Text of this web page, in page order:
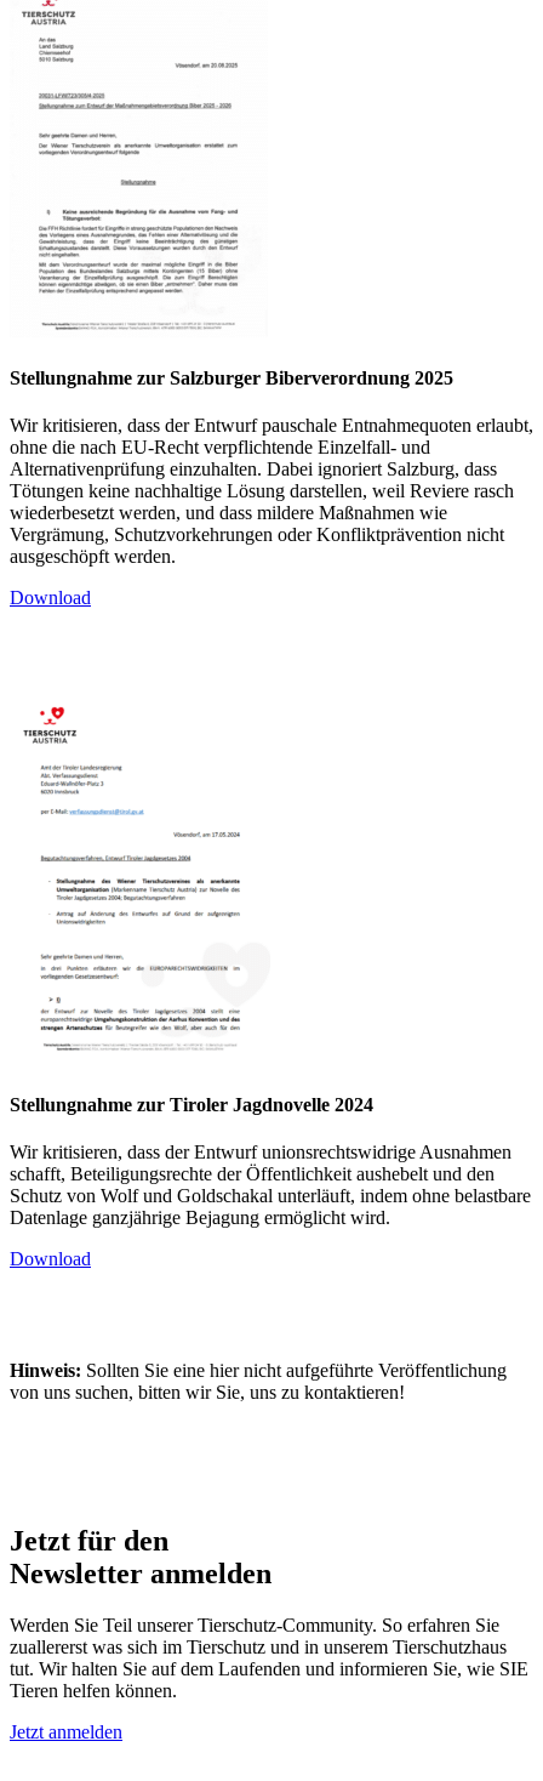
Stellungnahme zur Salzburger Biberverordnung 2025
Wir kritisieren, dass der Entwurf pauschale Entnahmequoten erlaubt,
ohne die nach EU-Recht verpflichtende Einzelfall- und
Alternativenprüfung einzuhalten. Dabei ignoriert Salzburg, dass
Tötungen keine nachhaltige Lösung darstellen, weil Reviere rasch
wiederbesetzt werden, und dass mildere Maßnahmen wie
Vergrämung, Schutzvorkehrungen oder Konfliktprävention nicht
ausgeschöpft werden.
Download
Stellungnahme zur Tiroler Jagdnovelle 2024
Wir kritisieren, dass der Entwurf unionsrechtswidrige Ausnahmen
schafft, Beteiligungsrechte der Öffentlichkeit aushebelt und den
Schutz von Wolf und Goldschakal unterläuft, indem ohne belastbare
Datenlage ganzjährige Bejagung ermöglicht wird.
Download
Hinweis: Sollten Sie eine hier nicht aufgeführte Veröffentlichung
von uns suchen, bitten wir Sie, uns zu kontaktieren!
Jetzt für den
Newsletter anmelden
Werden Sie Teil unserer Tierschutz-Community. So erfahren Sie
zuallererst was sich im Tierschutz und in unserem Tierschutzhaus
tut. Wir halten Sie auf dem Laufenden und informieren Sie, wie SIE
Tieren helfen können.
Jetzt anmelden